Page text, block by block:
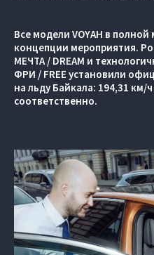
Все модели VOYAH в
концепции мероприятия.
МЕЧТА / DREAM и
ФРИ / FREE установили
на льду Байкала: 194,31 км/
соответственно.